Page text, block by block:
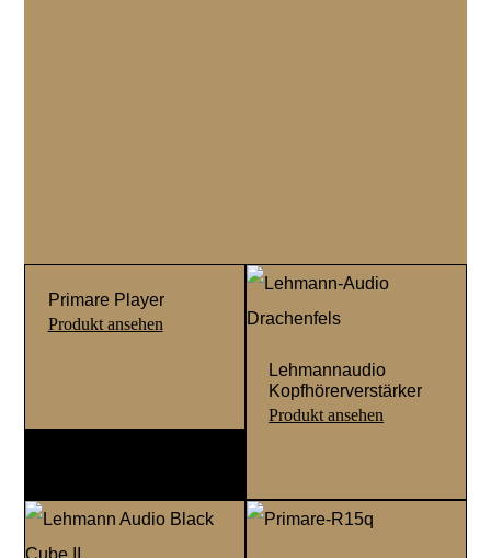
Primare Player
Lehmannaudio
Kopfhörerverstärker